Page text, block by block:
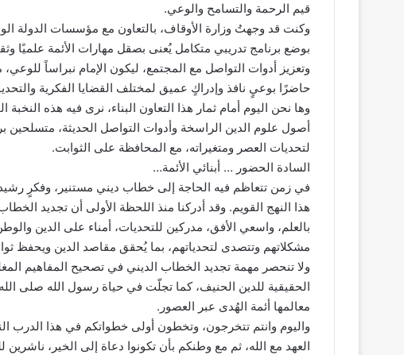
قيم الرحمة والتسامح والوعي.
وكنت قد وجهتُ وزارة الأوقاف، بالتعاون مع مؤسسات الدولة
بوضع برنامج تدريبي متكامل يُعنى بصقل مهارات الأئمة علميًا
وتعزيز أدوات التواصل مع المجتمع، ليكون الإمام نبراساً للوعي،
حاضرًا بوعيٍ نافذ وإدراكٍ عميق لمختلف القضايا الفكرية
وها نحن اليوم أمام ثمار هذا التعاون البناء، نرى فيه هذه النخبة
أصول علوم الدين الراسخة وأدوات التواصل الحديثة، متسلحين
لتحديات العصر ومتغيراته، مع المحافظة على الثوابت.
السادة الحضور … أبنائي الأئمة…
في زمن تتعاظم فيه الحاجة إلى خطاب ديني مستنير، وفكرٍ
هذا النهج القويم. وقد أدركنا منذ اللحظة الأولى أن تجديد
بالعلم، واسعي الأفق، مدركين للتحديات، أمناء على الدين
مشكلاتهم وتتصدى لتحدياتهم، بما يُحقق مقاصد الدين ويحفظ
ولا تنحصر مهمة تجديد الخطاب الديني في تصحيح المفاهيم
الحقيقية للدين الحنيف، كما تجلّت في حياة رسول الله صلى
معالمها أئمة الهُدى عبر العصور.
واليوم وانتم تتخرجون، وتخطون أولى خطواتكم في هذا الدرب
العهد مع الله، ثم مع وطنكم بأن تكونوا دعاة إلى الخير،